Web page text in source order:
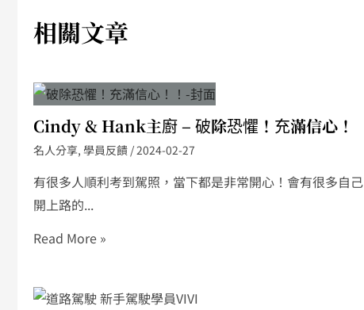
相關文章
Cindy & Hank主廚 – 破除恐懼！充滿信心！
名人分享, 學員反饋 /2024-02-27
有很多人順利考到駕照，當下都是非常開心！會有很多自己
開上路的...
Read More »